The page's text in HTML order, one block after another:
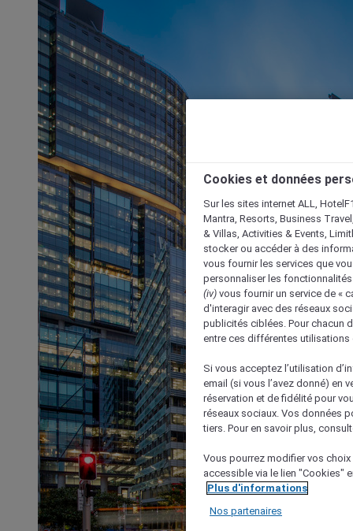
Cookies et données
Sur les sites internet ALL,
Mantra, Resorts, Business
& Villas, Activities & Events,
stocker ou accéder à des
vous fournir les services que
personnaliser les
(iv) vous fournir un service de «
d'interagir avec des réseaux
publicités ciblées. Pour chacun
entre ces différentes utilisations
Si vous acceptez l’utilisation
email (si vous l’avez donné) en
réservation et de fidélité pour
réseaux sociaux. Vos données
tiers. Pour en savoir plus,
Vous pourrez modifier vos
accessible via le lien "Cookies"
Plus d'informations
Nos partenaires